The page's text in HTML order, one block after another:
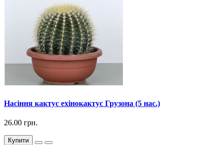
Насіння кактус ехінокактус Грузона (5 нас.)
26.00 грн.
Купити